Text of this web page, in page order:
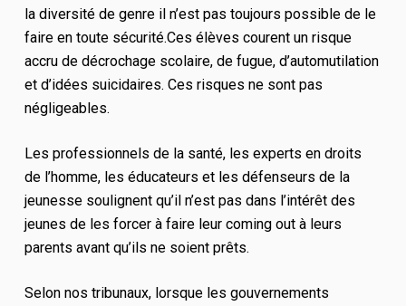
la diversité de genre il n’est pas toujours possible de le
faire en toute sécurité.Ces élèves courent un risque
accru de décrochage scolaire, de fugue, d’automutilation
et d’idées suicidaires. Ces risques ne sont pas
négligeables.
Les professionnels de la santé, les experts en droits
de l’homme, les éducateurs et les défenseurs de la
jeunesse soulignent qu’il n’est pas dans l’intérêt des
jeunes de les forcer à faire leur coming out à leurs
parents avant qu’ils ne soient prêts.
Selon nos tribunaux, lorsque les gouvernements